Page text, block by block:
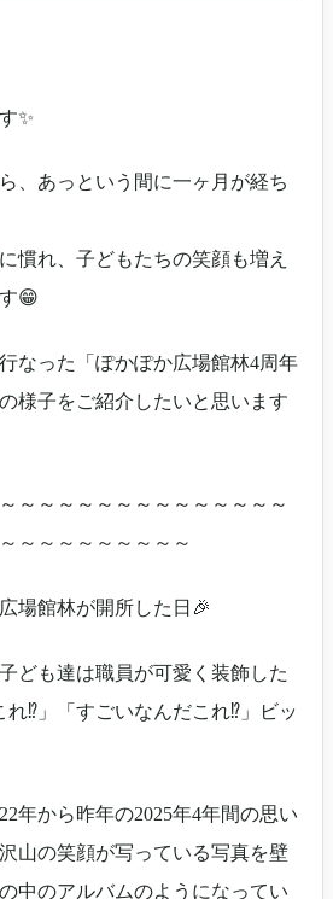
✨
、あっという間に一ヶ月が経ち
慣れ、子どもたちの笑顔も増え
😁
なった「ぽかぽか広場館林4周年
様子をご紹介したいと思います
～～～～～～～～～～～～～～
～～～～～～～～～
場館林が開所した日🎉
ども達は職員が可愛く装飾した
⁉」「すごいなんだこれ⁉」ビッ
年から昨年の2025年4年間の思い
山の笑顔が写っている写真を壁
中のアルバムのようになってい